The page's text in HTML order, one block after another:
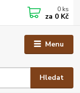
Menu
Hledat
0 ks
za 0 Kč